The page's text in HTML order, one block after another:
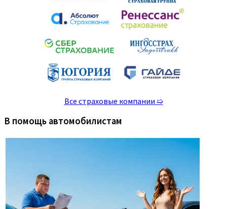
Все страховые компании ➯
В помощь автомобилистам